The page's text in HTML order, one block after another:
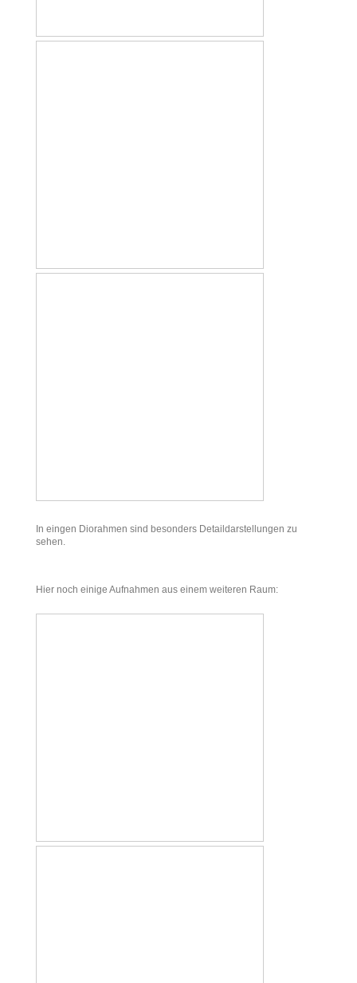
In eingen Diorahmen sind besonders Detaildarstellungen zu
sehen.
Hier noch einige Aufnahmen aus einem weiteren Raum: